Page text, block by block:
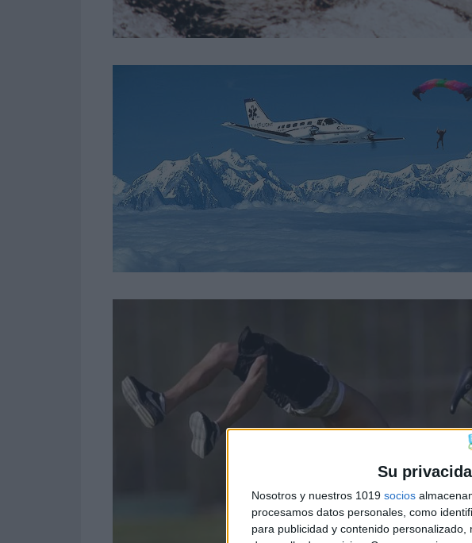
Su
Nosotros y nuestros 1019 socios
procesamos datos personales, como
para publicidad y contenido